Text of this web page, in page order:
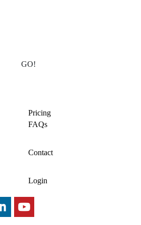
GO!
Pricing
FAQs
Contact
Login